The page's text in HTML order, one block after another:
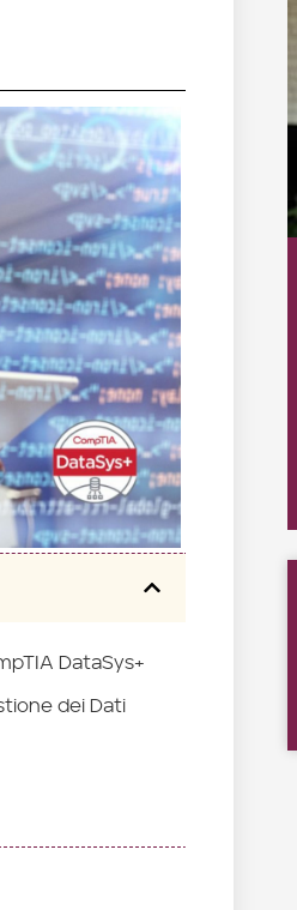
DataSys+
dei Dati